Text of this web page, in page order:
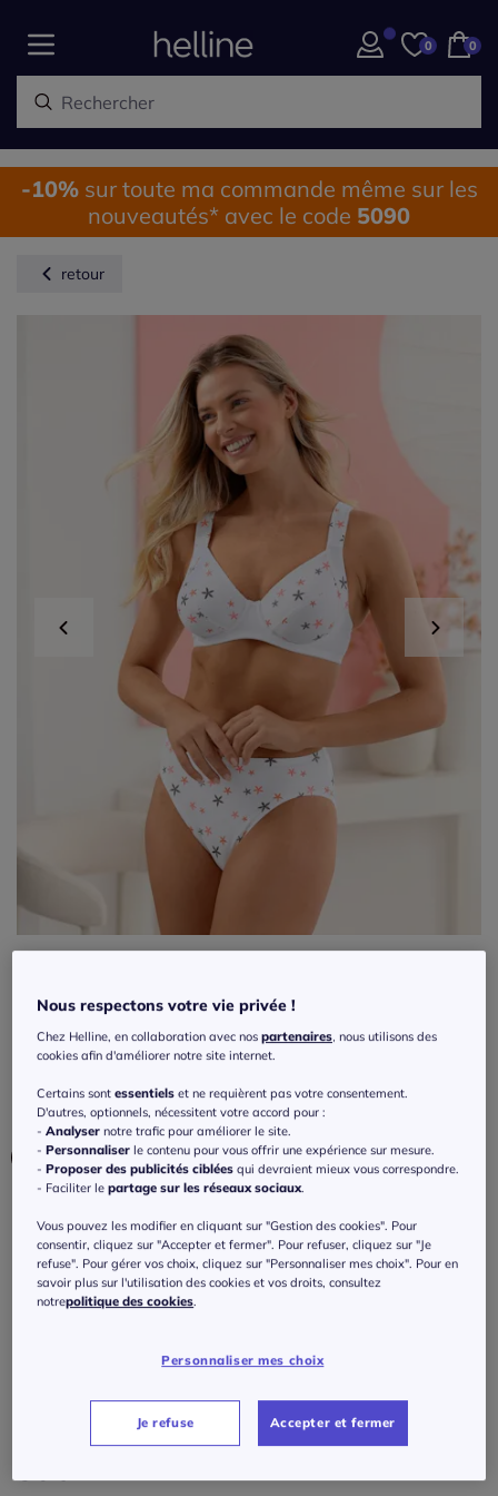
0 0
-10%sur toute ma commande même sur les
nouveautés* avec le code 5090
retour
Réf : 223.289.014 5 /5- 1avis
Couleur :blanc imprimé
Choisir une couleur :
Bonnet :
B
En stock Guide des tailles
Nous respectons votre vie privée !
Chez Helline, en collaboration avec nospartenaires, nous utilisons des
cookies afin d'améliorer notre site internet.
Certains sontessentiels et ne requièrent pas votre consentement.
D'autres, optionnels, nécessitent votre accord pour :
-Analyser notre trafic pour améliorer le site.
-Personnaliser le contenu pour vous offrir une expérience sur mesure.
-Proposer des publicités ciblées qui devraient mieux vous correspondre.
- Faciliter lepartage sur les réseaux sociaux.
Vous pouvez les modifier en cliquant sur "Gestion des cookies". Pour
consentir, cliquez sur "Accepter et fermer". Pour refuser, cliquez sur "Je
refuse". Pour gérer vos choix, cliquez sur "Personnaliser mes choix". Pour en
savoir plus sur l'utilisation des cookies et vos droits, consultez
notrepolitique des cookies.
Personnaliser mes choix
Je refuse Accepter et fermer